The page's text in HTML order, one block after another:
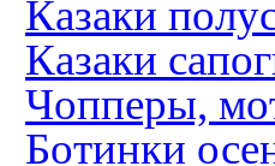
Казаки
Казаки
Чопперы,
Ботинки